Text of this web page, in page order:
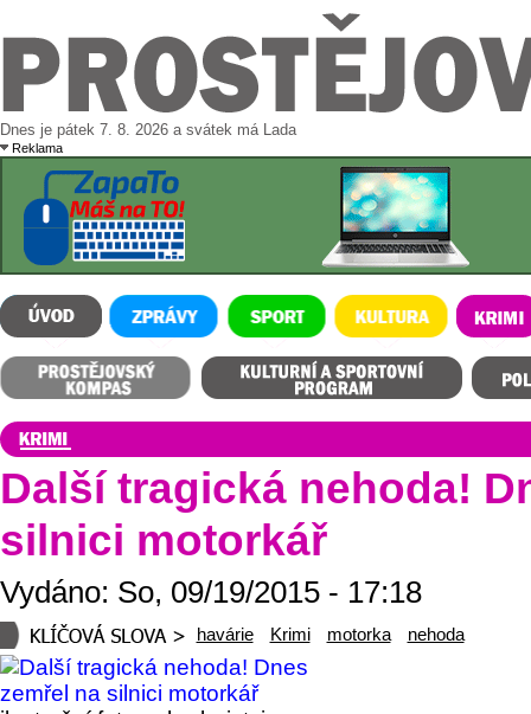
Dnes je pátek 7. 8. 2026 a svátek má Lada
Reklama
ÚVOD ZPRÁVY SPORT KULTURA KRIMI
Prostějovský kompas
Další tragická nehoda!
silnici motorkář
Vydáno: So, 09/19/2015 - 17:18
havárie Krimi motorka nehoda